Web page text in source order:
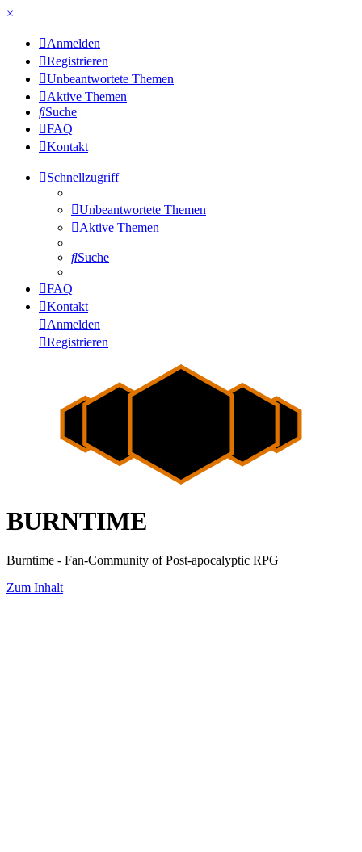
×
Anmelden
Registrieren
Unbeantwortete Themen
Aktive Themen
Suche
FAQ
Kontakt
Schnellzugriff
Unbeantwortete Themen
Aktive Themen
Suche
FAQ
Kontakt
Anmelden
Registrieren
BURNTIME
Burntime - Fan-Community of Post-apocalyptic RPG
Zum Inhalt